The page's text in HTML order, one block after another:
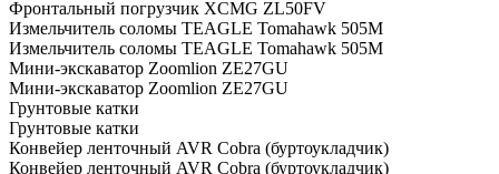
Фронтальный погрузчик XCMG ZL50FV
Измельчитель соломы TEAGLE Tomahawk 505M
Измельчитель соломы TEAGLE Tomahawk 505M
Мини-экскаватор Zoomlion ZE27GU
Мини-экскаватор Zoomlion ZE27GU
Грунтовые катки
Грунтовые катки
Конвейер ленточный AVR Cobra (буртоукладчик)
Конвейер ленточный AVR Cobra (буртоукладчик)